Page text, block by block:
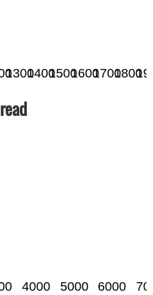
130014001500160017001800
4000 5000 6000